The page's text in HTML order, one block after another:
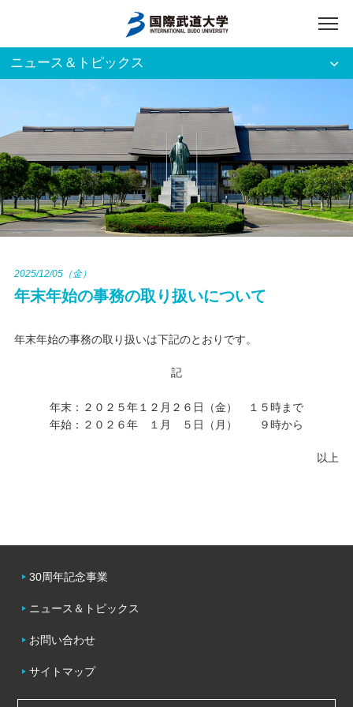
アクセス 入試資料請求
ご利用者別
ホーム
大学案内
資格・就職
学友会クラブ活動
ニュース＆トピックス
2025/12/05（金）
年末年始の事務の取り扱いについて
年末年始の事務の取り扱いは下記のとおりです。
記
年末：２０２５年１２月２６日（金） １５時まで
年始：２０２６年 １月 ５日（月） ９時から
以上
30周年記念事業
ニュース＆トピックス
お問い合わせ
サイトマップ